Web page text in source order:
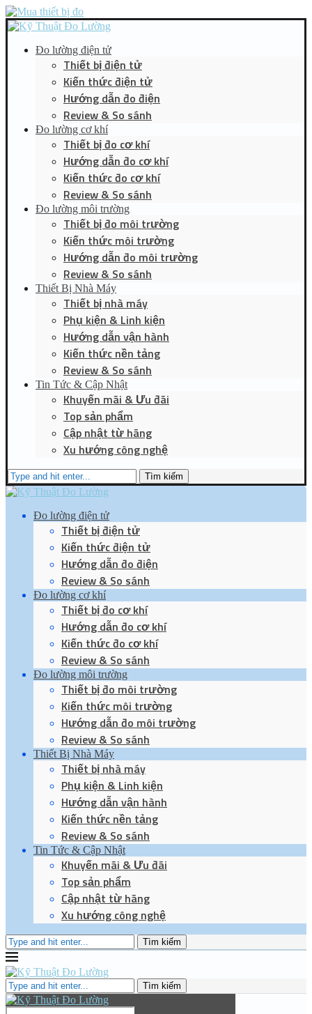
Đo lường điện tử
Thiết bị điện tử
Kiến thức điện tử
Hướng dẫn đo điện
Review & So sánh
Đo lường cơ khí
Thiết bị đo cơ khí
Hướng dẫn đo cơ khí
Kiến thức đo cơ khí
Review & So sánh
Đo lường môi trường
Thiết bị đo môi trường
Kiến thức môi trường
Hướng dẫn đo môi trường
Review & So sánh
Thiết Bị Nhà Máy
Thiết bị nhà máy
Phụ kiện & Linh kiện
Hướng dẫn vận hành
Kiến thức nền tảng
Review & So sánh
Tin Tức & Cập Nhật
Khuyến mãi & Ưu đãi
Top sản phẩm
Cập nhật từ hãng
Xu hướng công nghệ
Tìm kiếm
Đo lường điện tử
Thiết bị điện tử
Kiến thức điện tử
Hướng dẫn đo điện
Review & So sánh
Đo lường cơ khí
Thiết bị đo cơ khí
Hướng dẫn đo cơ khí
Kiến thức đo cơ khí
Review & So sánh
Đo lường môi trường
Thiết bị đo môi trường
Kiến thức môi trường
Hướng dẫn đo môi trường
Review & So sánh
Thiết Bị Nhà Máy
Thiết bị nhà máy
Phụ kiện & Linh kiện
Hướng dẫn vận hành
Kiến thức nền tảng
Review & So sánh
Tin Tức & Cập Nhật
Khuyến mãi & Ưu đãi
Top sản phẩm
Cập nhật từ hãng
Xu hướng công nghệ
Tìm kiếm
Tìm kiếm